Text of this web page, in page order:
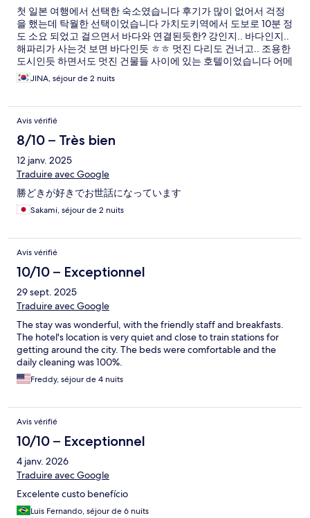
첫 일본 여행에서 선택한 숙소였습니다 후기가 많이 없어서 걱정
을 했는데 탁월한 선택이었습니다 가치도키역에서 도보로 10분 정
도 소요 되었고 걸으면서 바다와 연결된듯한? 강인지.. 바다인지..
해파리가 사는것 보면 바다인듯 ㅎㅎ 멋진 다리도 건너고.. 조용한
도시인듯 하면서도 멋진 건물들 사이에 있는 호텔이었습니다 어메
니티도 무료로 이용 할 수 있어서 좋았습니다 무엇보다 무료 조식
서비스!! 2박을 머물면서 첫 날을 일정 때문에 먹지 못했고 둘째날
이 생긴다면 또 이용할 생각 100프로 입니다^^
JINA, séjour de 2 nuits
Avis vérifié
8/10 – Très bien
12 janv. 2025
Traduire avec Google
勝どきが好きでお世話になっています
Sakami, séjour de 2 nuits
Avis vérifié
10/10 – Exceptionnel
29 sept. 2025
Traduire avec Google
The stay was wonderful, with the friendly staff and breakfasts.
The hotel's location is very quiet and close to train stations for
getting around the city. The beds were comfortable and the
daily cleaning was 100%.
Freddy, séjour de 4 nuits
Avis vérifié
10/10 – Exceptionnel
4 janv. 2026
Traduire avec Google
Excelente custo benefício
Luis Fernando, séjour de 6 nuits